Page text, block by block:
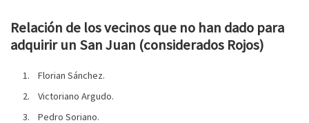
Relación de los vecinos que no han dado para
adquirir un San Juan (considerados Rojos)
Florian Sánchez.
Victoriano Argudo.
Pedro Soriano.